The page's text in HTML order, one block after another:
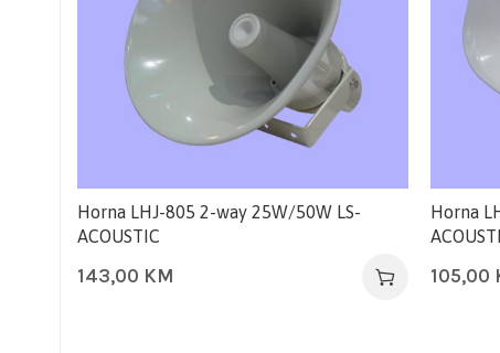
Horna LHJ-805 2-way 25W/50W LS-
ACOUSTIC
143,00 KM
Horna
105,00